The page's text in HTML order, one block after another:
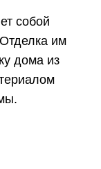
собой
им
дома из